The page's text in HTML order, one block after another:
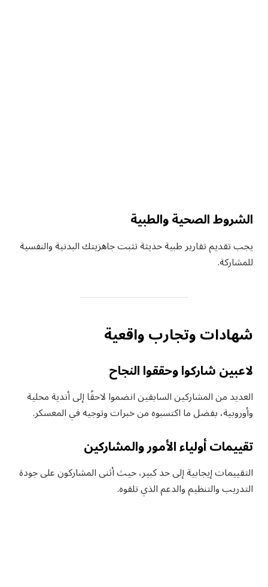
الشروط الصحية والطبية
يجب تقديم تقارير طبية حديثة تثبت جاهزيتك البدنية والنفسية
للمشاركة.
شهادات وتجارب واقعية
لاعبين شاركوا وحققوا النجاح
العديد من المشاركين السابقين انضموا لاحقًا إلى أندية محلية
وأوروبية، بفضل ما اكتسبوه من خبرات وتوجيه في المعسكر.
تقييمات أولياء الأمور والمشاركين
التقييمات إيجابية إلى حد كبير، حيث أثنى المشاركون على جودة
التدريب والتنظيم والدعم الذي تلقوه.